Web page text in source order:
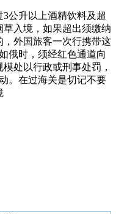
升以上酒精饮料及超
草入境，如果超出须缴纳
外国旅客一次行携带这
俄时，须经红色通道向
处以行政或刑事处罚，
。在过海关是切记不要